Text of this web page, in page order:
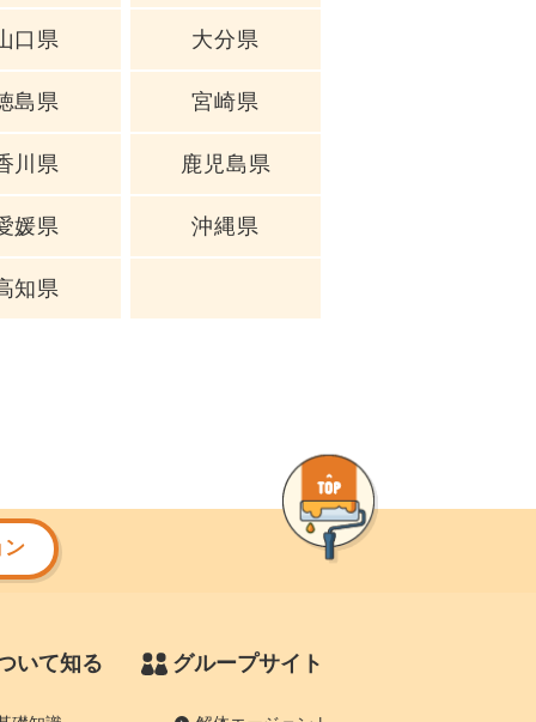
口県
島県
川県
媛県
知県
大分県
宮崎県
鹿児島県
沖縄県
ン
いて知る グループサイト